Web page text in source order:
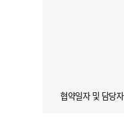
협약일자 및 담당자